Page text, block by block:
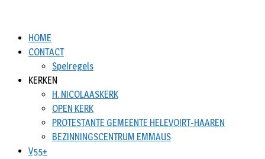
HOME
CONTACT
Spelregels
KERKEN
H. NICOLAASKERK
OPEN KERK
PROTESTANTE GEMEENTE HELEVOIRT-HAAREN
BEZINNINGSCENTRUM EMMAUS
V55+